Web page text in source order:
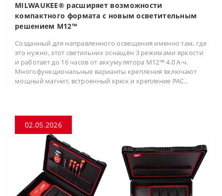
MILWAUKEE® расширяет возможности
компактного формата с новым осветительным
решением M12™
Созданный для направленного освещения именно там, где
это нужно, этот светильник оснащён 3 режимами яркости
и работает до 16 часов от аккумулятора M12™ 4.0 А·ч.
Многофункциональные варианты крепления включают
мощный магнит, встроенный крюк и крепление PAC..
02.05.2026